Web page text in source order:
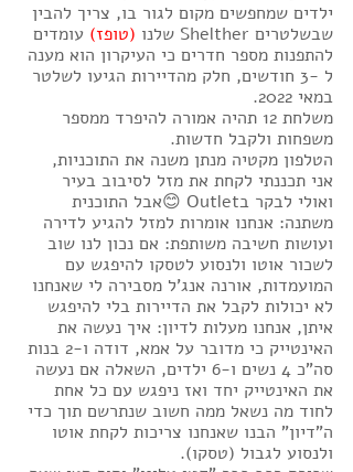
ילדים שמחפשים מקום לגור בו, צריך להבין
שבשלטרים Shelther שלנו
(טופז) עומדים
להתפנות מספר חדרים כי העיקרון הוא מענה
ל -3 חודשים, חלק מהדיירות הגיעו לשלטר
במאי 2022.
משלחת 12 תהיה אמורה להיפרד ממספר
משפחות ולקבל חדשות.
הטלפון מקטיה מנתן משנה את התוכניות,
אני תכננתי לקחת את מזל לסיבוב בעיר
ואולי לבקר בOutlet 😊אבל התוכנית
משתנה: אנחנו אומרות למזל להגיע לדירה
ועושות חשיבה משותפת: אם נכון לנו שוב
לשכור אוטו ולנסוע לטסקו להיפגש עם
המועמדות, אורנה אנג'ל מסבירה לי שאנחנו
לא יכולות לקבל את הדיירות בלי להיפגש
איתן, אנחנו מעלות לדיון: איך נעשה את
האינטייק כי מדובר על אמא, דודה ו-2 בנות
סה"כ 4 נשים ו-6 ילדים, השאלה אם נעשה
את האינטייק יחד ואז ניפגש עם כל אחת
לחוד מה נשאל ממה חשוב שנתרשם תוך כדי
ה"דיון" הבנו שאנחנו צריכות לקחת אוטו
ולנסוע לגבול (טסקו).